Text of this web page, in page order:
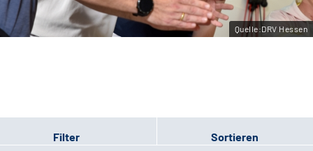
Leichte Sprache
Quelle:DRV Hessen
Filter Sortieren